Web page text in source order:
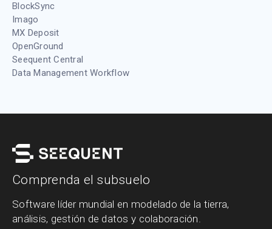
BlockSync
Imago
MX Deposit
OpenGround
Seequent Central
Data Management Workflow
Comprenda el subsuelo
Software líder mundial en modelado de la tierra,
análisis, gestión de datos y colaboración.